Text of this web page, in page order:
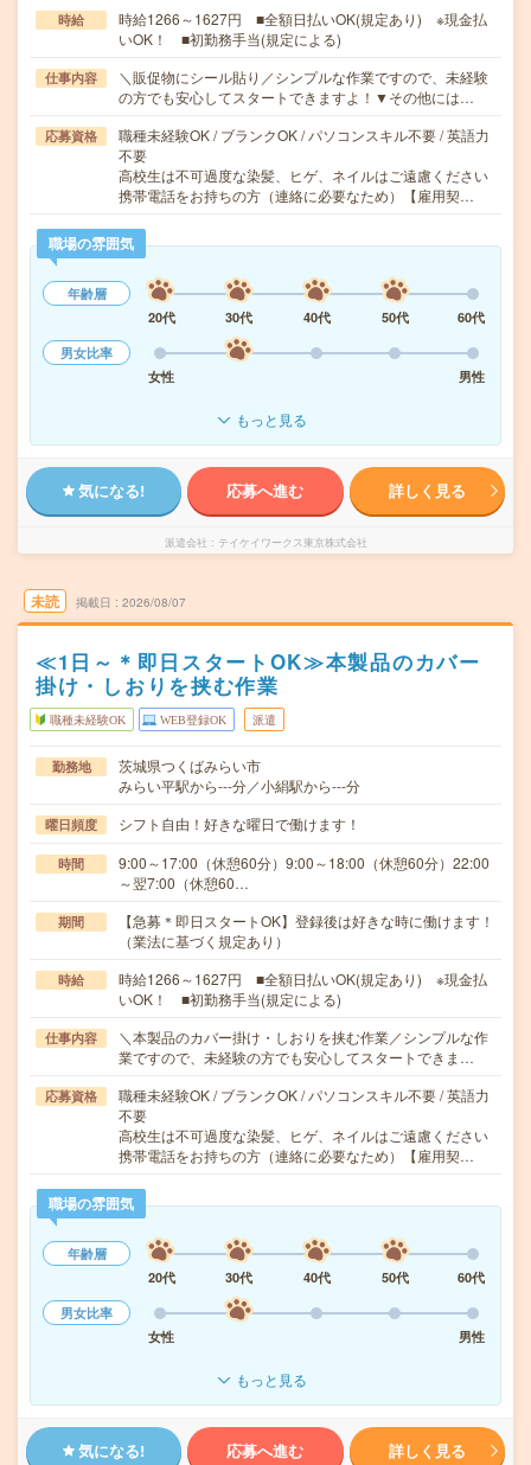
時給
時給1266～1627円 ■全額日払いOK(規定あり) ※現金払
いOK！ ■初勤務手当(規定による)
仕事内容
＼販促物にシール貼り／シンプルな作業ですので、未経験
の方でも安心してスタートできますよ！▼その他には…
応募資格
職種未経験OK / ブランクOK / パソコンスキル不要 / 英語力
不要
高校生は不可過度な染髪、ヒゲ、ネイルはご遠慮ください
携帯電話をお持ちの方（連絡に必要なため）【雇用契…
職場の雰囲気
年齢層
20代
30代 40代 50代
60代
男女比率
女性
男性
もっと見る
気になる! 応募へ進む 詳しく見る
派遣会社 テイケイワークス東京株式会社
未読 掲載日 2026/08/07
≪1日～＊即日スタートOK≫本製品のカバー
掛け・しおりを挟む作業
職種未経験OK WEB登録OK 派遣
勤務地
茨城県つくばみらい市
みらい平駅から---分／小絹駅から---分
曜日頻度 シフト自由！好きな曜日で働けます！
時間
9:00～17:00（休憩60分）9:00～18:00（休憩60分）22:00
～翌7:00（休憩60…
期間
【急募＊即日スタートOK】登録後は好きな時に働けます！
（業法に基づく規定あり）
時給
時給1266～1627円 ■全額日払いOK(規定あり) ※現金払
いOK！ ■初勤務手当(規定による)
仕事内容
＼本製品のカバー掛け・しおりを挟む作業／シンプルな作
業ですので、未経験の方でも安心してスタートできま…
応募資格
職種未経験OK / ブランクOK / パソコンスキル不要 / 英語力
不要
高校生は不可過度な染髪、ヒゲ、ネイルはご遠慮ください
携帯電話をお持ちの方（連絡に必要なため）【雇用契…
職場の雰囲気
年齢層
20代
30代 40代 50代
60代
男女比率
女性
男性
もっと見る
気になる! 応募へ進む 詳しく見る